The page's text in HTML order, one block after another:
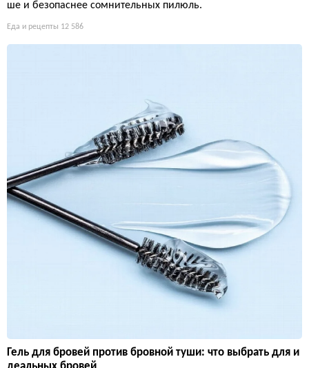
ше и безопаснее сомнительных пилюль.
Еда и рецепты 12 586
Гель для бровей против бровной туши: что выбрать для и